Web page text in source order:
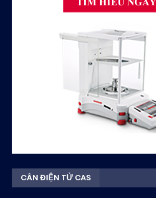
CÂN ĐIỆN TỬ CAS